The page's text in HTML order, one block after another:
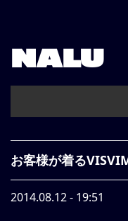
NALU
New Arrival
Pickup
お客様が着る
2014.08.12 - 19:51